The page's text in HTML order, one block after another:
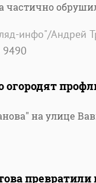
частично
инфо"/Андрей
9490
на улице
превратили